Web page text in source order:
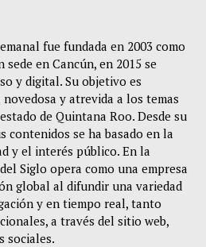
fue fundada en 2003 como
en Cancún, en 2015 se
y digital. Su objetivo es
y atrevida a los temas
de Quintana Roo. Desde su
contenidos se ha basado en la
y el interés público. En la
Siglo opera como una empresa
global al difundir una variedad
y en tiempo real, tanto
a través del sitio web,
sociales.